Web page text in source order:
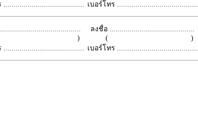
........................................ เบอร์โทร ........................................
)
........................................
ลงชื่อ ..........................................
( )
เบอร์โทร ........................................